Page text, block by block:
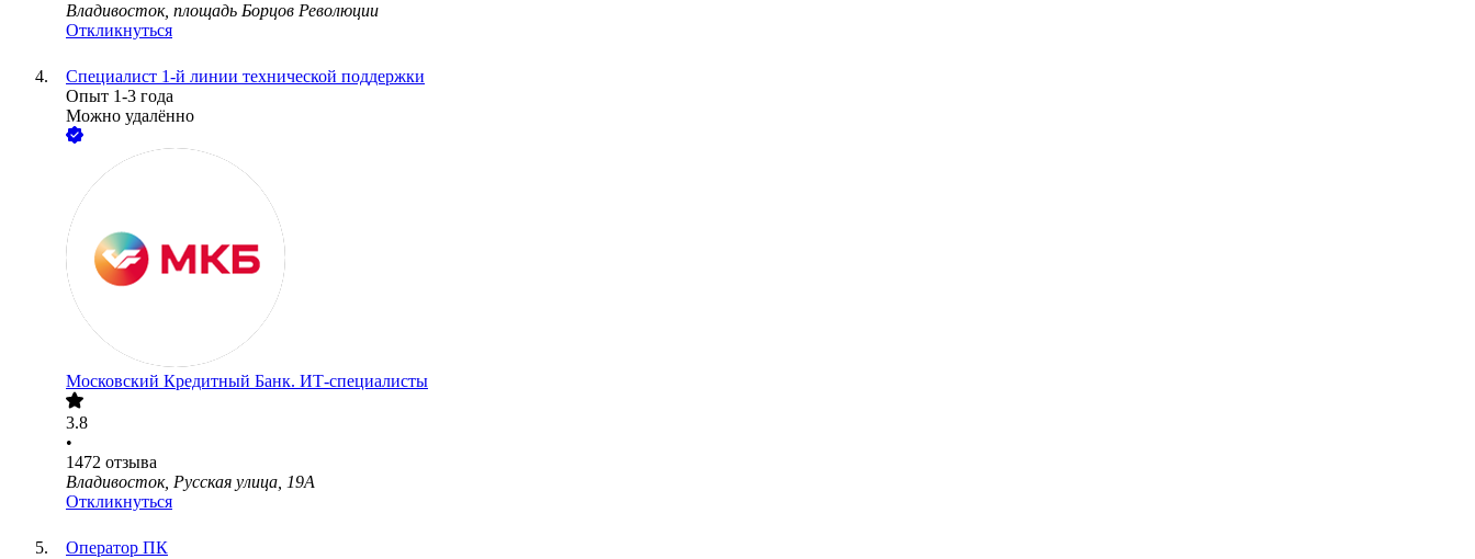
Владивосток, площадь Борцов Революции
Откликнуться
Специалист 1-й линии технической поддержки
Опыт 1-3 года
Можно удалённо
Московский Кредитный Банк. ИТ-специалисты
3.8
•
1472 отзыва
Владивосток, Русская улица, 19А
Откликнуться
Оператор ПК